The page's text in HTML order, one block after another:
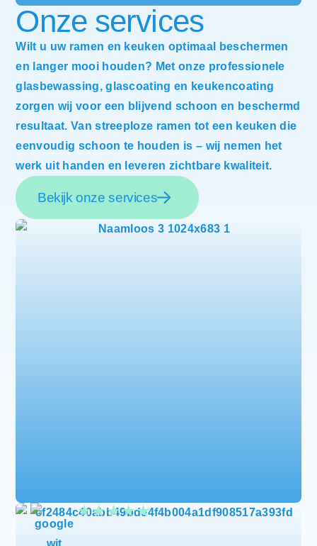
Onze services
Wilt u uw ramen en keuken optimaal beschermen
en langer mooi houden? Met onze professionele
glasbewassing,glascoating en keukencoating
zorgen wij voor een blijvend schoon en beschermd
resultaat. Van streeploze ramen tot een keuken die
eenvoudig schoon te houden is – wij nemen het
werk uit handen en leveren zichtbare kwaliteit.
Bekijk onze services